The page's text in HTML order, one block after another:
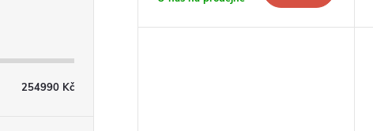
254990 Kč
u
o